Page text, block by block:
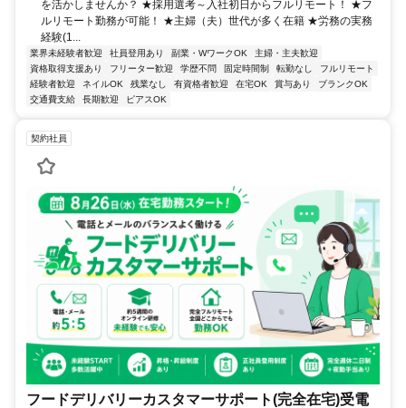
を活かしませんか？ ★採用選考～入社初日からフルリモート！ ★フ
ルリモート勤務が可能！ ★主婦（夫）世代が多く在籍 ★労務の実務
経験(1...
業界未経験者歓迎 社員登用あり 副業・WワークOK
主婦・主夫歓迎
資格取得支援あり
フリーター歓迎 学歴不問 固定時間制 転勤なし
フルリモート
経験者歓迎
ネイルOK 残業なし 有資格者歓迎 在宅OK 賞与あり
ブランクOK
交通費支給
長期歓迎 ピアスOK
契約社員
フードデリバリーカスタマーサポート(完全在宅)受電